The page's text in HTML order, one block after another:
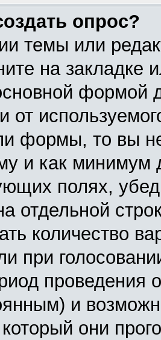
опрос?
темы или
на закладке
формой
от
формы, то вы
и как минимум
полях,
отдельной
количество
при
проведения
и
они